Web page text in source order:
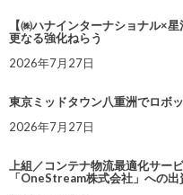
【㈱ハナインターナショナル×
更なる強化ねらう
2026年7月27日
東京ミッドタウン八重洲でロボ
2026年7月27日
上組／コンテナ物流最適化サー
「OneStream株式会社」への